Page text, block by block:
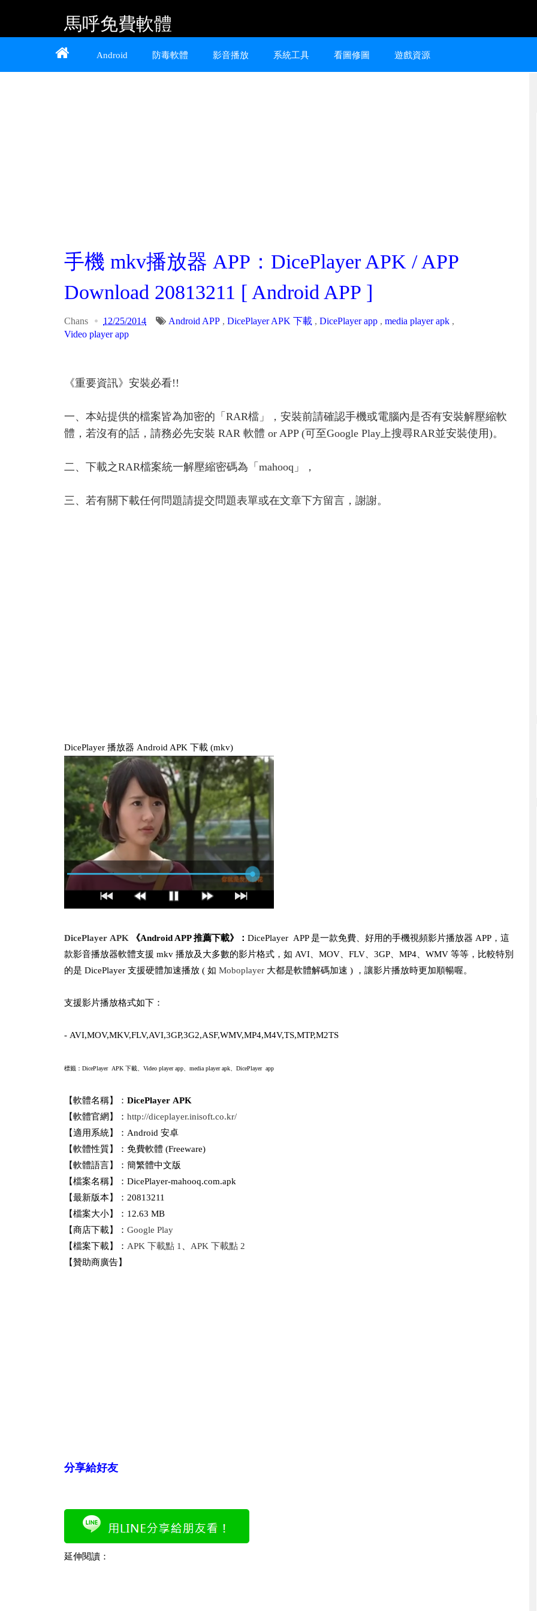
Home About Contact
馬呼免費軟體
提供 Android、iOS 好用的手機應用程式及
Android 防毒軟體 影音播放 系統工具 看圖修圖 遊戲資源
手機 mkv播放器 APP：DicePlayer APK / APP
Download 20813211 [ Android APP ]
Chans 12/25/2014 Android APP , DicePlayer APK 下載 , DicePlayer app , media player apk ,
Video player app
《重要資訊》安裝必看!!
一、本站提供的檔案皆為加密的「RAR檔」，安裝前請確認手機或電腦內是否有安裝解壓縮軟
體，若沒有的話，請務必先安裝 RAR 軟體 or APP (可至Google Play上搜尋RAR並安裝使用)。
二、下載之RAR檔案統一解壓縮密碼為「mahooq」，
三、若有關下載任何問題請提交問題表單或在文章下方留言，謝謝。
DicePlayer 播放器 Android APK 下載 (mkv)
DicePlayer APK 《Android APP 推薦下載》： DicePlayer APP 是一款免費、好用的手機視頻影片播放器 APP，這
款影音播放器軟體支援 mkv 播放及大多數的影片格式，如 AVI、MOV、FLV、3GP、MP4、WMV 等等，比較特別
的是 DicePlayer 支援硬體加速播放 ( 如 Moboplayer 大都是軟體解碼加速 ) ，讓影片播放時更加順暢喔。
支援影片播放格式如下：
- AVI,MOV,MKV,FLV,AVI,3GP,3G2,ASF,WMV,MP4,M4V,TS,MTP,M2TS
標籤： DicePlayer APK 下載、Video player app、media player apk、DicePlayer app
【軟體名稱】： DicePlayer APK
【軟體官網】： http://diceplayer.inisoft.co.kr/
【適用系統】：Android 安卓
【軟體性質】：免費軟體 (Freeware)
【軟體語言】：簡繁體中文版
【檔案名稱】：DicePlayer-mahooq.com.apk
【最新版本】：20813211
【檔案大小】：12.63 MB
【商店下載】： Google Play
【檔案下載】： APK 下載點 1、 APK 下載點 2
【贊助商廣告】
分享給好友
延伸閱讀：